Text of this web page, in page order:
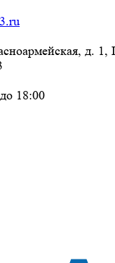
д.
18:00